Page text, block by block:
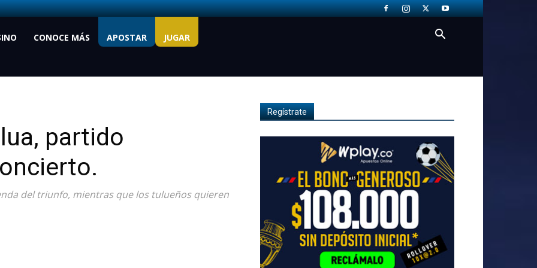
CONOCE MÁS APOSTAR JUGAR
partido
del triunfo, mientras que los tulueños quieren
Regístrate